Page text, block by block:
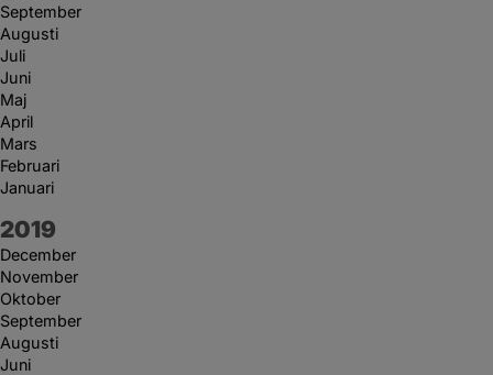
September
Augusti
Juli
Juni
Maj
April
Mars
Februari
Januari
År:
2019
December
November
Oktober
September
Augusti
Juni